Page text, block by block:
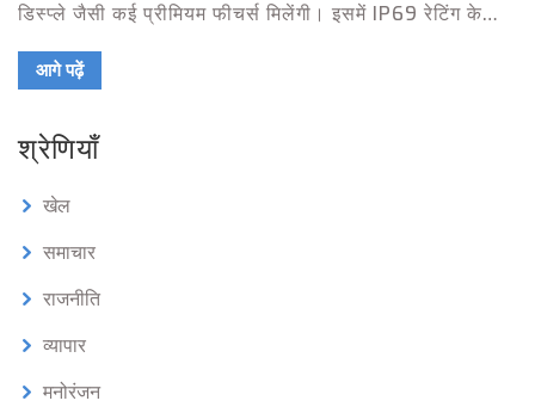
डिस्प्ले जैसी कई प्रीमियम फीचर्स मिलेंगी। इसमें IP69 रेटिंग के
35,000 रुपये के बीच होगी।
आगे पढ़ें
श्रेणियाँ
खेल
समाचार
राजनीति
व्यापार
मनोरंजन